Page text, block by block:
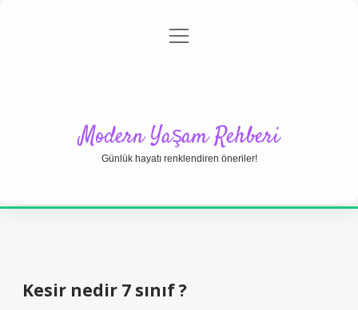
Gizlilik Politikası
menüyü
Modern Yaşam Rehberi
Günlük hayatı renklendiren öneriler!
Kesir nedir 7 sınıf ?